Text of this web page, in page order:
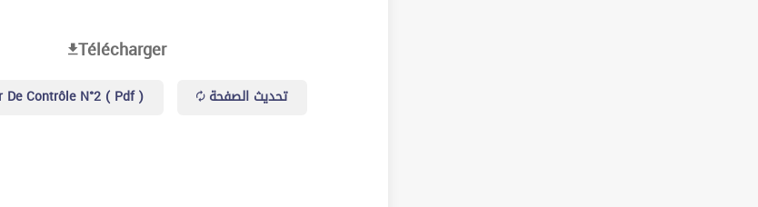
Télécharger
De Contrôle N°2 ( Pdf ) تحديث الصفحة